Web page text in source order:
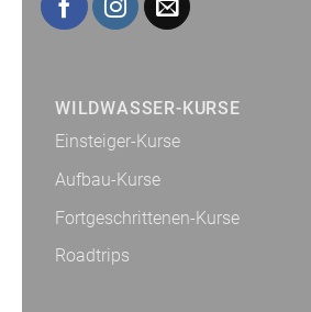
WILDWASSER-KURSE
Einsteiger-Kurse
Aufbau-Kurse
Fortgeschrittenen-Kurse
Roadtrips